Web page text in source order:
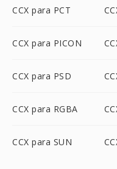
CCX para PCT
CCX para PICON
CCX para PSD
CCX para RGBA
CCX para SUN